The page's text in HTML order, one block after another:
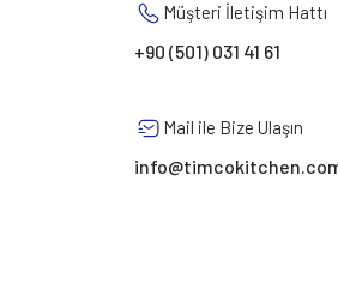
Müşteri İletişim Hattı
+90 (501) 031 41 61
Mail ile Bize Ulaşın